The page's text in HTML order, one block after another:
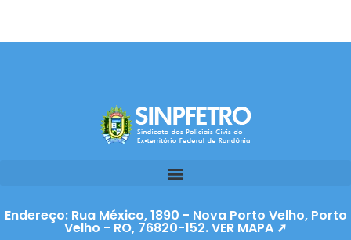
Endereço: Rua México, 1890 - Nova Porto Velho, Porto
Velho - RO, 76820-152. VER MAPA ➚